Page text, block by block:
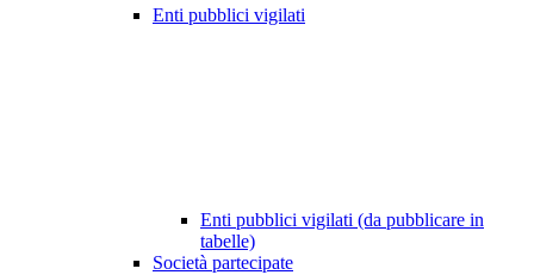
Enti pubblici vigilati
Enti pubblici vigilati (da pubblicare in
tabelle)
Società partecipate